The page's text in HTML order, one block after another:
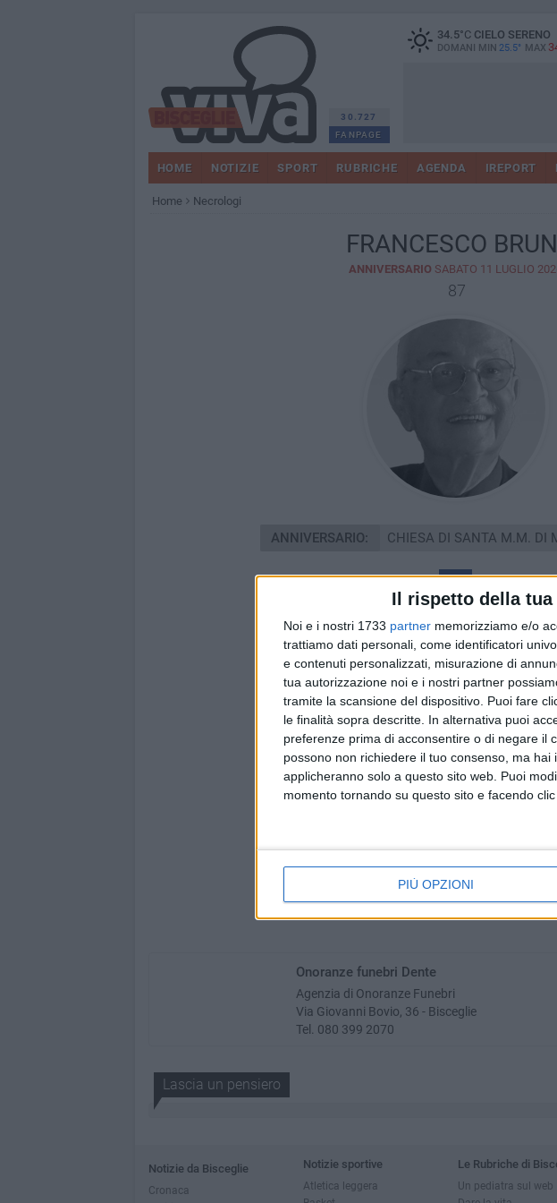
Il rispetto della
Noi e i nostri 1733 partner memorizziamo e/o
trattiamo dati personali, come identificatori
e contenuti personalizzati, misurazione di
tua autorizzazione noi e i nostri partner
tramite la scansione del dispositivo. Puoi fare
le finalità sopra descritte. In alternativa puoi
preferenze prima di acconsentire o di negare il
possono non richiedere il tuo consenso, ma
applicheranno solo a questo sito web. Puoi
momento tornando su questo sito e facendo
PIÙ OPZIONI
30.727
FANPAGE
34.5°CCIELO SERENO
DOMANI MIN 25.5° MAX
HOME NOTIZIE SPORT RUBRICHE AGENDA IREPORT
Home Necrologi
FRANCESCO
ANNIVERSARIO SABATO 11 LUGLIO
87
ANNIVERSARIO: CHIESA DI SANTA M.M. DI
Onoranze funebri Dente
Agenzia di Onoranze Funebri
Via Giovanni Bovio, 36 - Bisceglie
Tel. 080 399 2070
Lascia un pensiero
Notizie da Bisceglie
Cronaca
Notizie sportive
Atletica leggera
Le Rubriche di
Un pediatra sul web